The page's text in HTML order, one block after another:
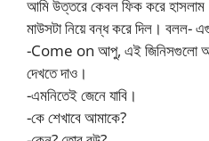
আমি উত্তরে কেবল ফিক করে
মাউসটা নিয়ে বন্ধ করে দিল। বলল-
-Come on আপু, এই জিনিসগুলো
দেখতে দাও।
-এমনিতেই জেনে যাবি।
-কে শেখাবে আমাকে?